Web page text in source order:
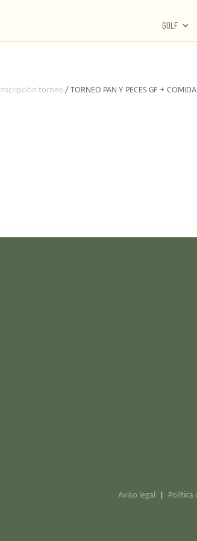
GOLF
Inscripción torneo / TORNEO PAN Y PECES GF +
Aviso legal Política